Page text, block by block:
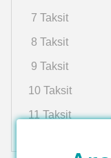
7 Taksit
8 Taksit
9 Taksit
10 Taksit
11 Taksit